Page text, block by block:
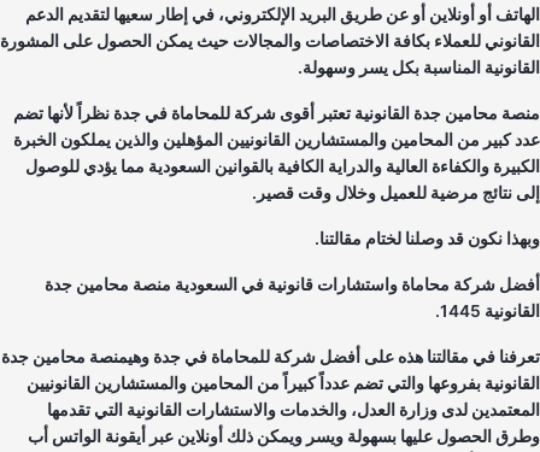
أو أونلاين أو عن طريق البريد الإلكتروني، في إطار سعيها لتقديم الدعم
للعملاء بكافة الاختصاصات والمجالات حيث يمكن الحصول على المشورة
المناسبة بكل يسر وسهولة.
محامين جدة القانونية تعتبر أقوى شركة للمحاماة في جدة نظراً لأنها تضم
كبير من المحامين والمستشارين القانونيين المؤهلين والذين يملكون الخبرة
والكفاءة العالية والدراية الكافية بالقوانين السعودية مما يؤدي للوصول
نتائج مرضية للعميل وخلال وقت قصير.
نكون قد وصلنا لختام مقالتنا.
شركة محاماة واستشارات قانونية في السعودية منصة محامين جدة
1445.
في مقالتنا هذه على أفضل شركة للمحاماة في جدة وهيمنصة محامين جدة
بفروعها والتي تضم عدداً كبيراً من المحامين والمستشارين القانونيين
لدى وزارة العدل، والخدمات والاستشارات القانونية التي تقدمها
الحصول عليها بسهولة ويسر ويمكن ذلك أونلاين عبر أيقونة الواتس أب